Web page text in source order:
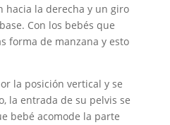
hacia la derecha y un giro
Con los bebés que
forma de manzana y esto
la posición vertical y se
la entrada de su pelvis se
bebé acomode la parte